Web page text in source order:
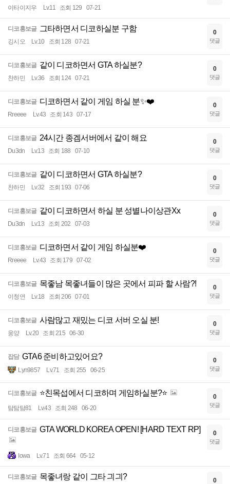
이타이지우 Lv.11 조회 129 07-21
디코홍보글 그타하면서 디코하실분 구함
깅시오 Lv.10 조회 128 07-21
0
댓글
디코홍보글 같이 디코하면서 GTA 하실분?
찬하민 Lv.36 조회 124 07-21
0
댓글
디코홍보글 디코하면서 같이 게임 하실 분✨️❤️
Rreeee Lv.43 조회 143 07-17
0
댓글
디코홍보글 24시간 종겜서버에서 같이 해요
Du3dn Lv.13 조회 188 07-10
0
댓글
디코홍보글 같이 디코하면서 GTA 하실분?
찬하민 Lv.32 조회 193 07-06
0
댓글
디코홍보글 같이 디코하면서 하실 분 성별나이상관Xx
Du3dn Lv.13 조회 202 07-03
0
댓글
디코홍보글 디코하면서 같이 게임 하실분❤️
Rreeee Lv.43 조회 179 07-02
0
댓글
디코홍보글 목좋남 목좋녀들이 많은 곳에서 피파 할 사람?!
이청연 Lv.18 조회 206 07-01
0
댓글
디코홍보글 사람많고 재밌는 디코 서버 오실 분!
웅양 Lv.20 조회 215 06-30
0
댓글
잡담 GTA6 준비하고있어요?
Lyn9857 Lv.71 조회 255 06-25
0
댓글
디코홍보글 ⭐️친목섭에서 디코하며 게임하실분?⭐️
탐탐탐81 Lv.43 조회 248 06-20
0
댓글
디코홍보글 GTA WORLD KOREA OPEN! [HARD TEXT RP]
Iowa Lv.71 조회 664 05-12
0
댓글
디코홍보글 목좋녀랑 같이 그타 긔긔? 0